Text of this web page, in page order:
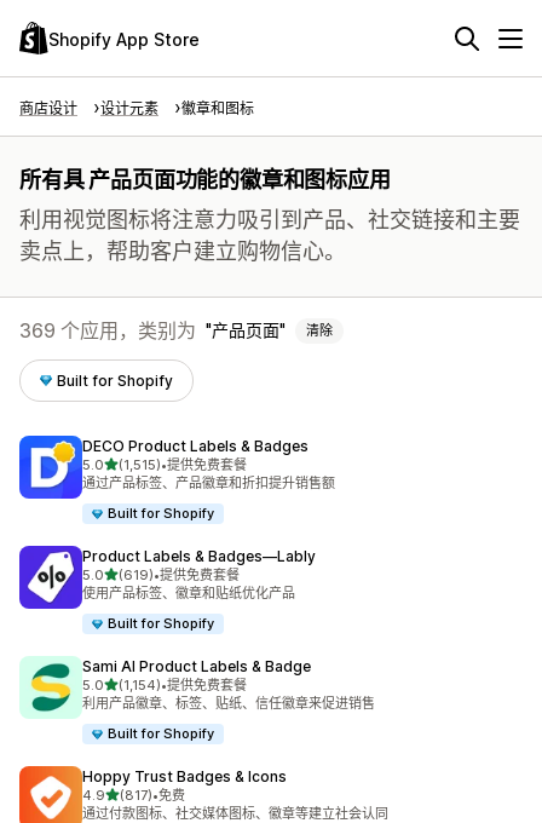
Shopify App Store
商店设计 设计元素 徽章和图标
所有具 产品页面功能的徽章和图标应用
利用视觉图标将注意力吸引到产品、社交链接和主要
卖点上，帮助客户建立购物信心。
369 个应用，类别为 产品页面 清除
Built for Shopify
DECO Product Labels & Badges
5.0星（满分 5 星）
(1,515)
总共 1515 条评论
•提供免费套餐
通过产品标签、产品徽章和折扣提升销售额
Built for Shopify
Product Labels & Badges—Lably
5.0星（满分 5 星）
(619)
总共 619 条评论
•提供免费套餐
使用产品标签、徽章和贴纸优化产品
Built for Shopify
Sami AI Product Labels & Badge
5.0星（满分 5 星）
(1,154)
总共 1154 条评论
•提供免费套餐
利用产品徽章、标签、贴纸、信任徽章来促进销售
Built for Shopify
Hoppy Trust Badges & Icons
4.9星（满分 5 星）
(817)
总共 817 条评论
•免费
通过付款图标、社交媒体图标、徽章等建立社会认同